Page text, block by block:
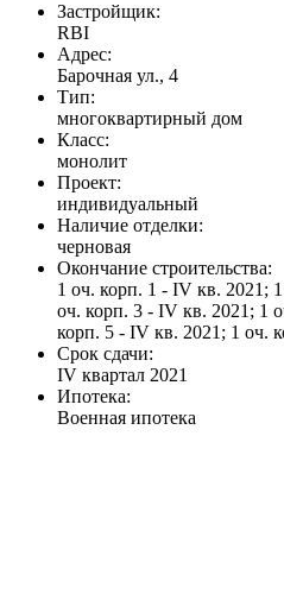
Застройщик:
RBI
Адрес:
Барочная ул., 4
Тип:
многоквартирный дом
Класс:
монолит
Проект:
индивидуальный
Наличие отделки:
черновая
Окончание строительства:
1 оч. корп. 1 - IV кв. 2021;
оч. корп. 3 - IV кв. 2021; 1
корп. 5 - IV кв. 2021; 1 оч.
Срок сдачи:
IV квартал 2021
Ипотека:
Военная ипотека